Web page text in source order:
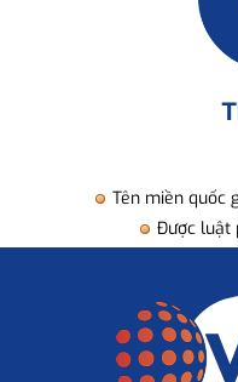
Tên miền quốc
Được luật